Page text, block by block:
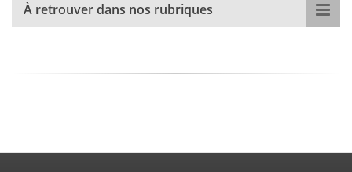
À retrouver dans nos rubriques